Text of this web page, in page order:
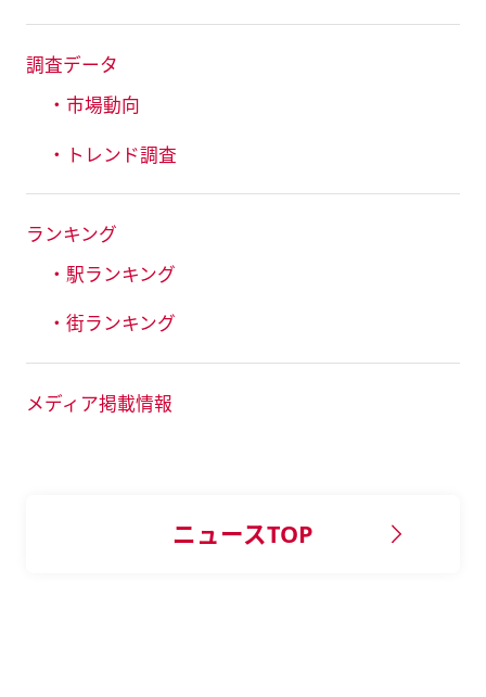
調査データ
・市場動向
・トレンド調査
ランキング
・駅ランキング
・街ランキング
メディア掲載情報
ニュースTOP